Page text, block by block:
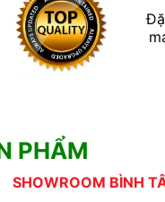
PHẨM
SHOWROOM BÌNH